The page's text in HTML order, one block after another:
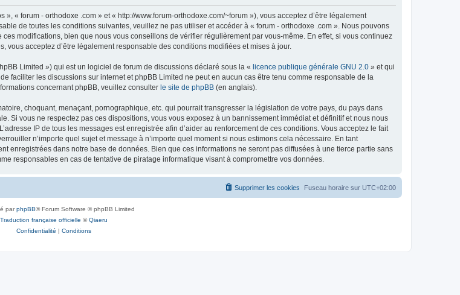
« forum - orthodoxe .com » et « http://www.forum-orthodoxe.com/~forum »), vous acceptez d’être légalement
de toutes les conditions suivantes, veuillez ne pas utiliser et accéder à « forum - orthodoxe .com ». Nous pouvons
modifications, bien que nous vous conseillons de vérifier régulièrement par vous-même. En effet, si vous continuez
acceptez d’être légalement responsable des conditions modifiées et mises à jour.
Limited ») qui est un logiciel de forum de discussions déclaré sous la « licence publique générale GNU 2.0 » et qui
faciliter les discussions sur internet et phpBB Limited ne peut en aucun cas être tenu comme responsable de la
concernant phpBB, veuillez consulter le site de phpBB (en anglais).
choquant, menaçant, pornographique, etc. qui pourrait transgresser la législation de votre pays, du pays dans
Si vous ne respectez pas ces dispositions, vous vous exposez à un bannissement immédiat et définitif et nous nous
IP de tous les messages est enregistrée afin d’aider au renforcement de ces conditions. Vous acceptez le fait
n’importe quel sujet et message à n’importe quel moment si nous estimons cela nécessaire. En tant
enregistrées dans notre base de données. Bien que ces informations ne seront pas diffusées à une tierce partie sans
responsables en cas de tentative de piratage informatique visant à compromettre vos données.
Fuseau horaire sur UTC+02:00
Supprimer les cookies
parphpBB® Forum Software © phpBB Limited
Traduction française officielle ©Qiaeru
Confidentialité | Conditions